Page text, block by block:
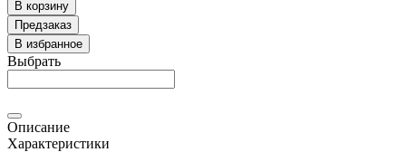
В корзину
Предзаказ
В избранное
Выбрать
Описание
Характеристики